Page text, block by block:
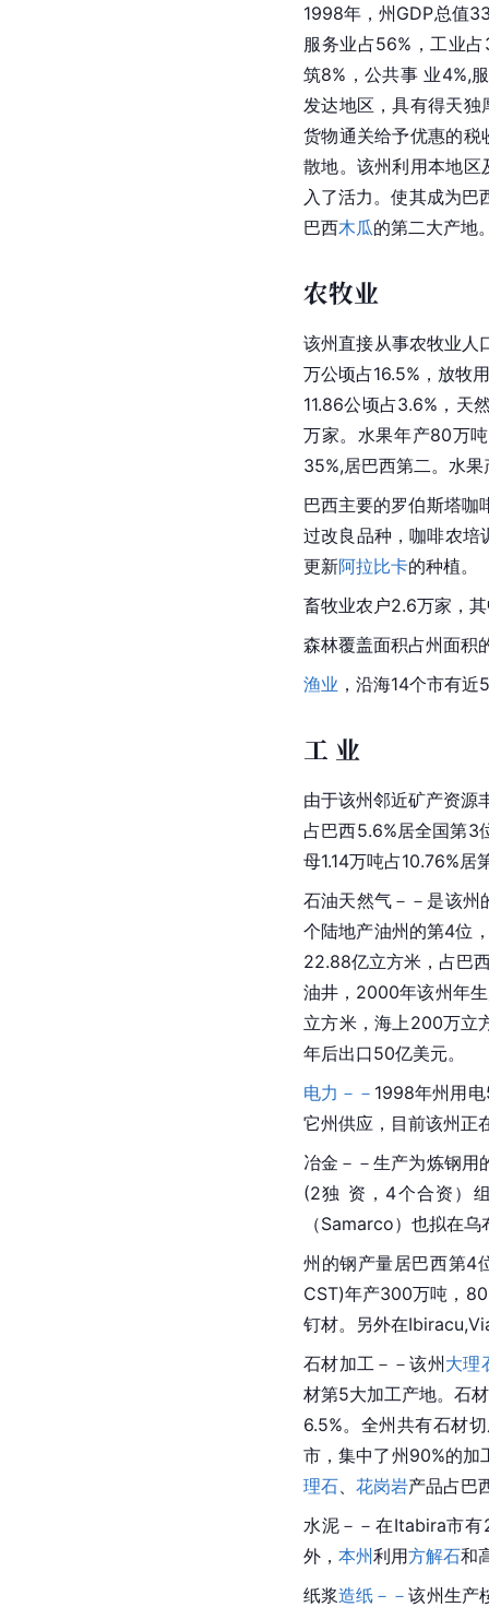
1998年，州GDP总值
服务业占56%，工业
筑8%，公共事 业4%,
发达地区，具有得天
货物通关给予优惠的税
散地。该州利用本地区
入了活力。使其成为
巴西木瓜的第二大产地
农牧业
该州直接从事农牧业人
万公顷占16.5%，放牧
11.86公顷占3.6%，天
万家。水果年产80万
35%,居巴西第二。水
巴西主要的罗伯斯塔咖
过改良品种，咖啡农培
更新阿拉比卡的种植。
畜牧业农户2.6万家 ，
森林覆盖面积占州面积
渔业 ，沿海14个市有
工 业
由于该州邻近矿产资源
占巴西5.6%居全国第3
母1.14万吨占10.76%居
石油天然气－－是该州
个陆地产油州的第4位
22.88亿立方米，占巴
油井，2000年该州年
立方米，海上200万立
年后出口50亿美元。
电力－－ 1998年州用
它州供应，目前该州正
冶金－－生产为炼钢用
(2独 资，4个合资）
（Samarco）也拟在
州的钢产量居巴西第4
CST)年产300万吨，
钉材。另外在
石材加工－－该州大理
材第5大加工产地。石
6.5%。 全州共有石材
市，集中了州90%的加
理石
花岗岩产品占巴
水泥－－在Itabira市
外， 本州利用方解石和
纸浆造纸－－该州生产